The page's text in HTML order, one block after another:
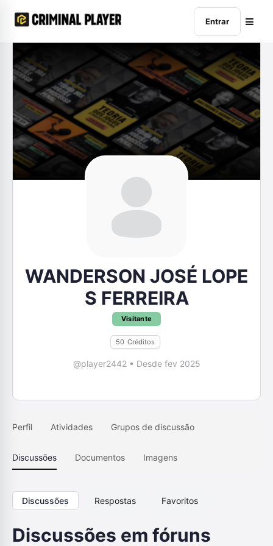
Entrar
WANDERSON JOSÉ LOPE
S FERREIRA
Visitante
50 Créditos
@player2442 • Desde fev 2025
Perfil Atividades Grupos de discussão
Discussões Documentos Imagens
Discussões Respostas Favoritos
Discussões em fóruns